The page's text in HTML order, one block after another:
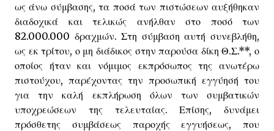
ως άνω σύμβασης, τα ποσά των πιστώσεων αυξήθηκαν
διαδοχικά και τελικώς ανήλθαν στο ποσό των
82.000.000 δραχμών. Στη σύμβαση αυτή συνεβλήθη,
ως εκ τρίτου, ο μη διάδικος στην παρούσα δίκη Θ.Σ.**, ο
οποίος ήταν και νόμιμος εκπρόσωπος της ανωτέρω
πιστούχου, παρέχοντας την προσωπική εγγύησή του
για την καλή εκπλήρωση όλων των συμβατικών
υποχρεώσεων της τελευταίας. Επίσης, δυνάμει
πρόσθετης συμβάσεως παροχής εγγυήσεως, που